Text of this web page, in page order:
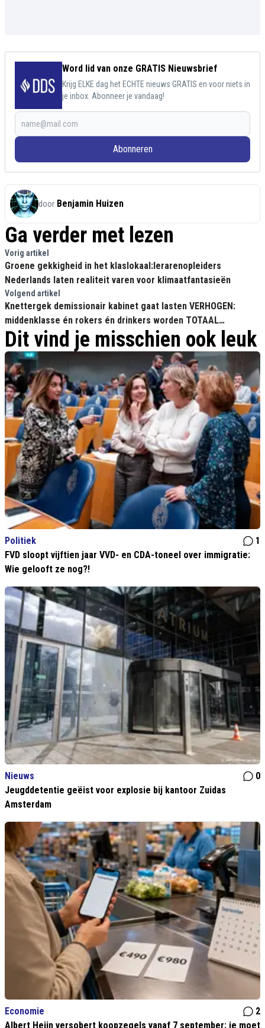
Word lid van onze GRATIS Nieuwsbrief
Krijg ELKE dag het ECHTE nieuws GRATIS en voor niets in
je inbox. Abonneer je vandaag!
Abonneren
door Benjamin Huizen
Ga verder met lezen
Vorig artikel
Groene gekkigheid in het klaslokaal:lerarenopleiders
Nederlands laten realiteit varen voor klimaatfantasieën
Volgend artikel
Knettergek demissionair kabinet gaat lasten VERHOGEN:
middenklasse én rokers én drinkers worden TOTAAL
UITGEBUIT
Dit vind je misschien ook leuk
Politiek
1
FVD sloopt vijftien jaar VVD- en CDA-toneel over immigratie:
Wie gelooft ze nog?!
Nieuws
0
Jeugddetentie geëist voor explosie bij kantoor Zuidas
Amsterdam
Economie
2
Albert Heijn versobert koopzegels vanaf 7 september: je moet